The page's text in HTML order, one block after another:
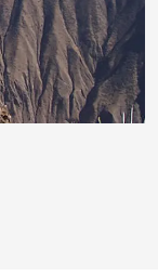
oder Tabulator-